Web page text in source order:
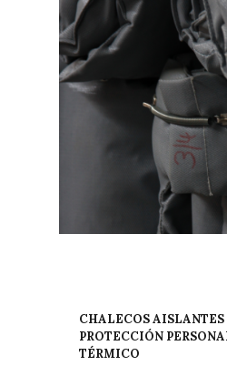
CHALECOS AISLANTES
PROTECCIÓN
TÉRMICO